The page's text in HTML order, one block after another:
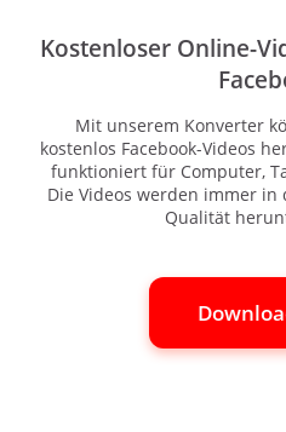
Kostenloser Online-
Mit unserem Konverter
kostenlos Facebook-Videos
funktioniert für Computer,
Die Videos werden immer
Qualität